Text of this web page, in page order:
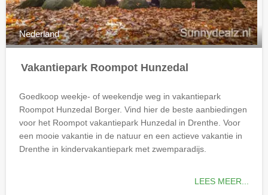
Nederland
Vakantiepark Roompot Hunzedal
Goedkoop weekje- of weekendje weg in vakantiepark
Roompot Hunzedal Borger. Vind hier de beste aanbiedingen
voor het Roompot vakantiepark Hunzedal in Drenthe. Voor
een mooie vakantie in de natuur en een actieve vakantie in
Drenthe in kindervakantiepark met zwemparadijs.
LEES MEER...